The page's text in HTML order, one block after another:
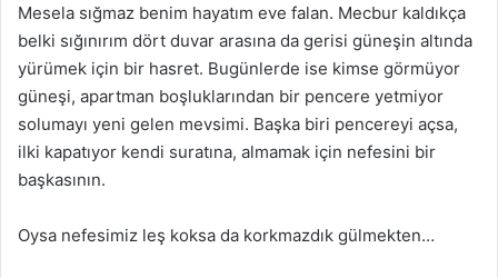
Mesela sığmaz benim hayatım eve falan. Mecbur kaldıkça
belki sığınırım dört duvar arasına da gerisi güneşin altında
yürümek için bir hasret. Bugünlerde ise kimse görmüyor
güneşi, apartman boşluklarından bir pencere yetmiyor
solumayı yeni gelen mevsimi. Başka biri pencereyi açsa,
ilki kapatıyor kendi suratına, almamak için nefesini bir
başkasının.
Oysa nefesimiz leş koksa da korkmazdık gülmekten…